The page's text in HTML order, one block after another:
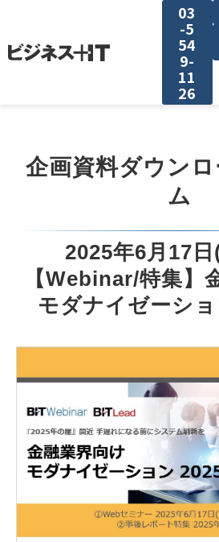
03
-5
54
9-
11
26
セミナー集客がしたい
アンケート調査がしたい
媒体資料ダウンロード
活用事例
ブログ
企画資料ダウン
ム
2025年6月17
【Webinar/特集】
モダナイゼーシ